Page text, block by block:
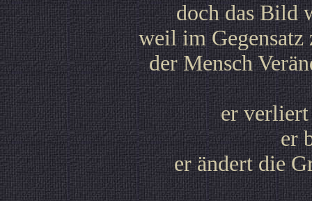
doch das Bild
weil im Gegensatz
der Mensch
er verliert
er
er ändert die